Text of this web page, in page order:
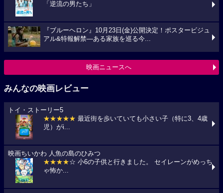
「逆流の男たち」
『ブルーヘロン』10月23日(金)公開決定！ポスタービジュ
アル&特報解禁―ある家族を巡る今...
映画ニュースへ
みんなの映画レビュー
トイ・ストーリー5
★★★★★ 最近街を歩いていても小さい子（特に3、4歳
児）がi...
映画ちいかわ 人魚の島のひみつ
★★★★☆ 小6の子供と行きました。 セイレーンがめっち
ゃ怖か...